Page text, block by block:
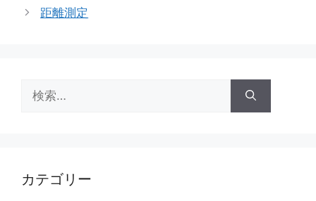
リ
距離測定
索:
カテゴリー